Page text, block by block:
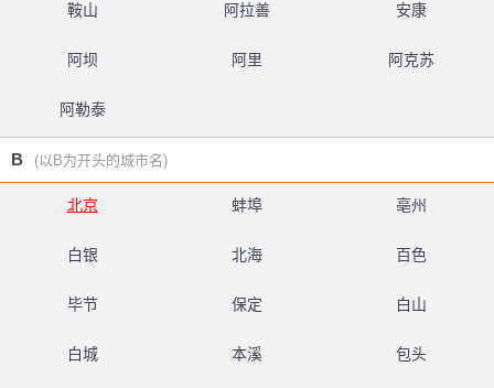
鞍山 阿拉善 安康
阿坝 阿里 阿克苏
阿勒泰
B (以B为开头的城市名)
北京 蚌埠 亳州
白银 北海 百色
毕节 保定 白山
白城 本溪 包头